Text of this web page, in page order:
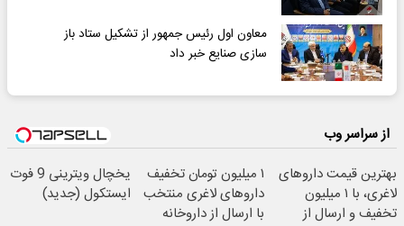
معاون اول رئیس جمهور از تشکیل ستاد باز
سازی صنایع خبر داد
از سراسر وب
بهترین قیمت داروهای
لاغری، با ۱ میلیون
تخفیف و ارسال از
۱ میلیون تومان تخفیف
داروهای لاغری منتخب
با ارسال از داروخانه
یخچال ویترینی 9 فوت
ایستکول (جدید)